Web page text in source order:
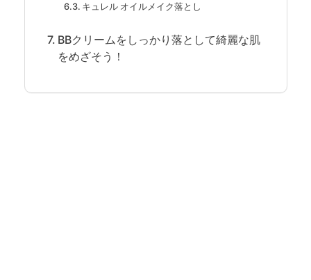
キュレル オイルメイク落とし
BBクリームをしっかり落として綺麗な肌
をめざそう！